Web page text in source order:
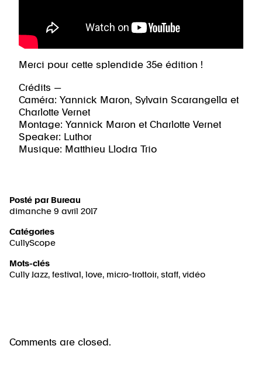
Merci pour cette splendide 35e édition !
Crédits —
Caméra: Yannick Maron, Sylvain Scarangella et
Charlotte Vernet
Montage: Yannick Maron et Charlotte Vernet
Speaker: Luthor
Musique: Matthieu Llodra Trio
Posté par Bureau
dimanche 9 avril 2017
Catégories
CullyScope
Mots-clés
Cully Jazz, festival , love, micro-trottoir, staff, vidéo
Comments are closed.